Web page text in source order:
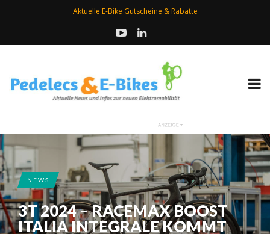
Aktuelle E-Bike Gutscheine & Rabatte
NEWS
3T 2024 – RACEMAX BOOST
ITALIA INTEGRALE KOMMT